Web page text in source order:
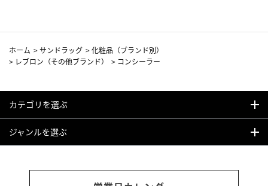
ホーム >サンドラッグ >化粧品（ブランド別）
> レブロン（その他ブランド） > コンシーラー
カテゴリを選ぶ
ジャンルを選ぶ